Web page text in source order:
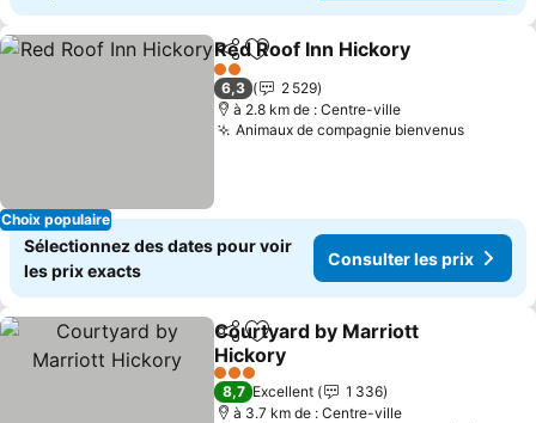
Choix populaire
PartagerAjouter à mes favoris
Red Roof Inn Hickory
2 Étoiles
6,3
2 529
à 2.8 km de : Centre-ville
Animaux de compagnie bienvenus
Sélectionnez des dates pour voir
les prix exacts
Consulter les prix
PartagerAjouter à mes favoris
Courtyard by Marriott
Hickory
3 Étoiles
8,7 Excellent
1 336
à 3.7 km de : Centre-ville